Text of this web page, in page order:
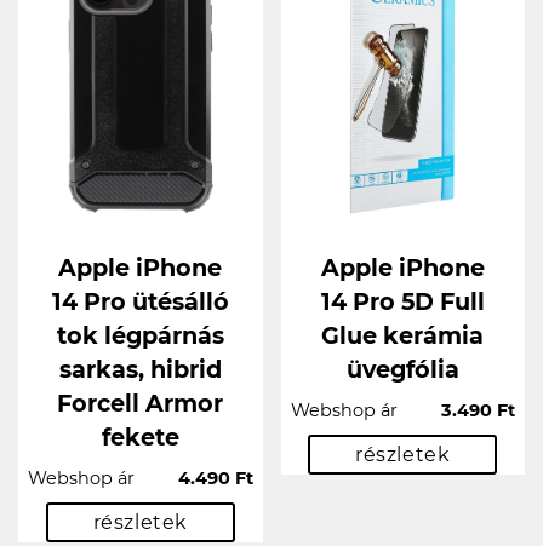
Apple iPhone
14 Pro ütésálló
tok légpárnás
sarkas, hibrid
Forcell Armor
fekete
Webshop ár 4.490 Ft
részletek
Apple iPhone
14 Pro 5D Full
Glue kerámia
üvegfólia
Webshop ár 3.490 Ft
részletek